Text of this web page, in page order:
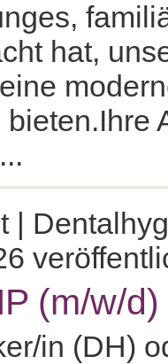
hat,
|
(m/w/
in (DH)